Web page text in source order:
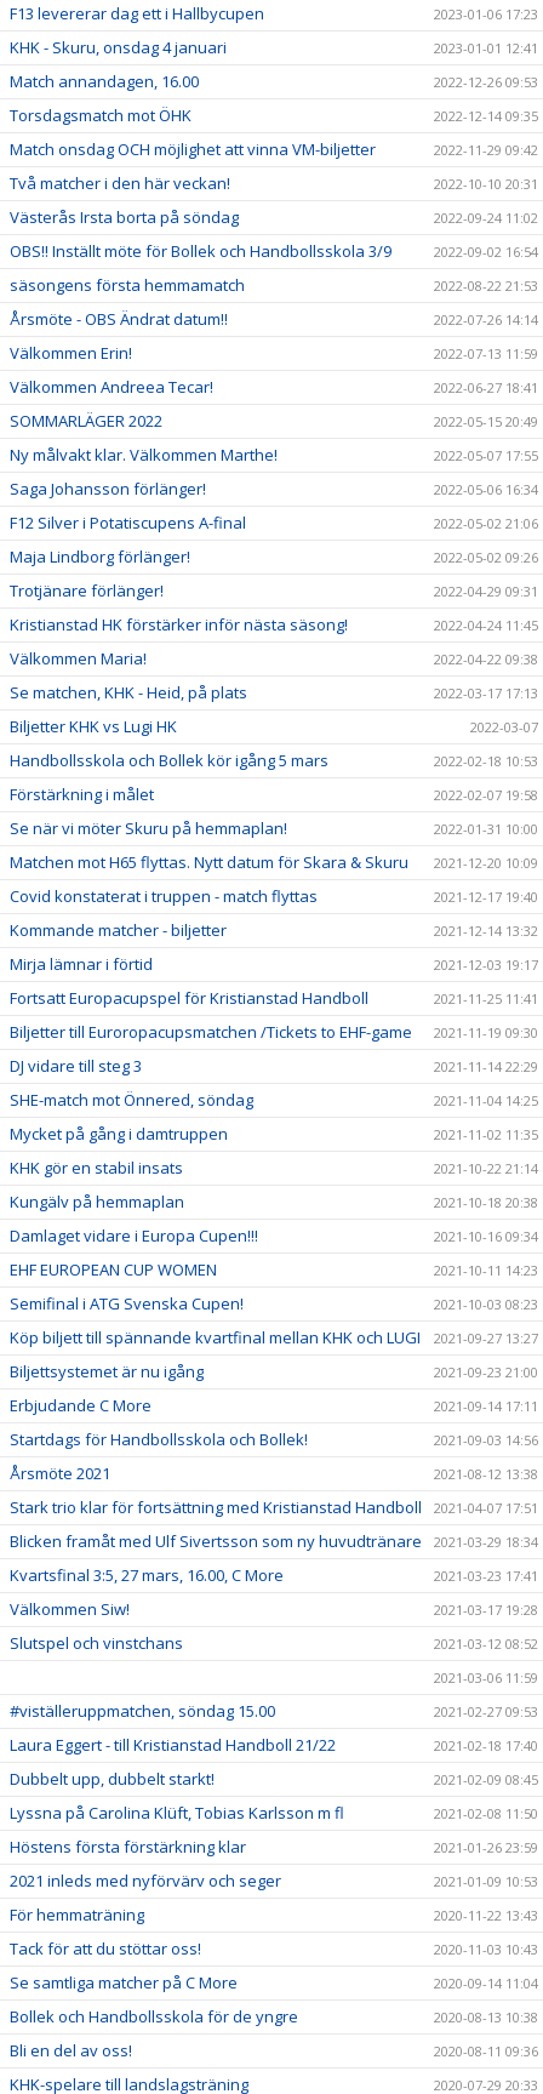
F13 levererar dag ett i Hallbycupen 2023-01-06 17:23
KHK - Skuru, onsdag 4 januari 2023-01-01 12:41
Match annandagen, 16.00 2022-12-26 09:53
Torsdagsmatch mot ÖHK 2022-12-14 09:35
Match onsdag OCH möjlighet att vinna VM-biljetter 2022-11-29 09:42
Två matcher i den här veckan! 2022-10-10 20:31
Västerås Irsta borta på söndag 2022-09-24 11:02
OBS!! Inställt möte för Bollek och Handbollsskola 3/9 2022-09-02 16:54
säsongens första hemmamatch 2022-08-22 21:53
Årsmöte - OBS Ändrat datum!! 2022-07-26 14:14
Välkommen Erin! 2022-07-13 11:59
Välkommen Andreea Tecar! 2022-06-27 18:41
SOMMARLÄGER 2022 2022-05-15 20:49
Ny målvakt klar. Välkommen Marthe! 2022-05-07 17:55
Saga Johansson förlänger! 2022-05-06 16:34
F12 Silver i Potatiscupens A-final 2022-05-02 21:06
Maja Lindborg förlänger! 2022-05-02 09:26
Trotjänare förlänger! 2022-04-29 09:31
Kristianstad HK förstärker inför nästa säsong! 2022-04-24 11:45
Välkommen Maria! 2022-04-22 09:38
Se matchen, KHK - Heid, på plats 2022-03-17 17:13
Biljetter KHK vs Lugi HK 2022-03-07
Handbollsskola och Bollek kör igång 5 mars 2022-02-18 10:53
Förstärkning i målet 2022-02-07 19:58
Se när vi möter Skuru på hemmaplan! 2022-01-31 10:00
Matchen mot H65 flyttas. Nytt datum för Skara & Skuru 2021-12-20 10:09
Covid konstaterat i truppen - match flyttas 2021-12-17 19:40
Kommande matcher - biljetter 2021-12-14 13:32
Mirja lämnar i förtid 2021-12-03 19:17
Fortsatt Europacupspel för Kristianstad Handboll 2021-11-25 11:41
Biljetter till Euroropacupsmatchen /Tickets to EHF-game 2021-11-19 09:30
DJ vidare till steg 3 2021-11-14 22:29
SHE-match mot Önnered, söndag 2021-11-04 14:25
Mycket på gång i damtruppen 2021-11-02 11:35
KHK gör en stabil insats 2021-10-22 21:14
Kungälv på hemmaplan 2021-10-18 20:38
Damlaget vidare i Europa Cupen!!! 2021-10-16 09:34
EHF EUROPEAN CUP WOMEN 2021-10-11 14:23
Semifinal i ATG Svenska Cupen! 2021-10-03 08:23
Köp biljett till spännande kvartfinal mellan KHK och LUGI 2021-09-27 13:27
Biljettsystemet är nu igång 2021-09-23 21:00
Erbjudande C More 2021-09-14 17:11
Startdags för Handbollsskola och Bollek! 2021-09-03 14:56
Årsmöte 2021 2021-08-12 13:38
Stark trio klar för fortsättning med Kristianstad Handboll 2021-04-07 17:51
Blicken framåt med Ulf Sivertsson som ny huvudtränare 2021-03-29 18:34
Kvartsfinal 3:5, 27 mars, 16.00, C More 2021-03-23 17:41
Välkommen Siw! 2021-03-17 19:28
Slutspel och vinstchans
2021-03-12 08:52
2021-03-06 11:59
#viställeruppmatchen, söndag 15.00 2021-02-27 09:53
Laura Eggert - till Kristianstad Handboll 21/22 2021-02-18 17:40
Dubbelt upp, dubbelt starkt! 2021-02-09 08:45
Lyssna på Carolina Klüft, Tobias Karlsson m fl 2021-02-08 11:50
Höstens första förstärkning klar 2021-01-26 23:59
2021 inleds med nyförvärv och seger 2021-01-09 10:53
För hemmaträning 2020-11-22 13:43
Tack för att du stöttar oss! 2020-11-03 10:43
Se samtliga matcher på C More 2020-09-14 11:04
Bollek och Handbollsskola för de yngre 2020-08-13 10:38
Bli en del av oss! 2020-08-11 09:36
KHK-spelare till landslagsträning 2020-07-29 20:33